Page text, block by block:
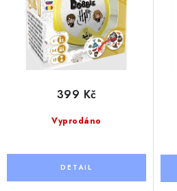
Vyprodáno
399 Kč